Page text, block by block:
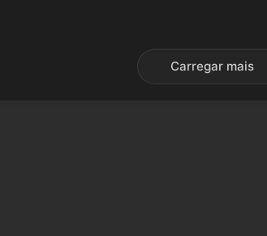
Carregar mais